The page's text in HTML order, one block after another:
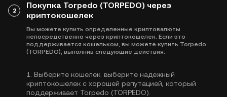
2
Покупка Torpedo (TORPEDO) через
криптокошелек
Вы можете купить определенные криптовалюты
непосредственно через криптокошелек. Если это
поддерживается кошельком, вы можете купить Torpedo
(TORPEDO), выполнив следующие действия:
1. Выберите кошелек: выберите надежный
криптокошелек с хорошей репутацией, который
поддерживает Torpedo (TORPEDO).